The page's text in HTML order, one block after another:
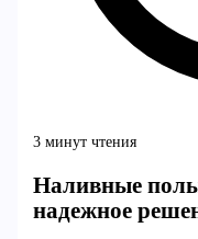
3 минут чтения
Наливные
надежное